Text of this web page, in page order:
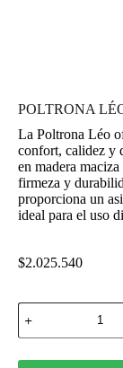
POLTRONA
La Poltrona Léo
confort, calidez y
en madera
firmeza y
proporciona un
ideal para el uso
$2.025.540
POLTRONA
LÉO
cantidad